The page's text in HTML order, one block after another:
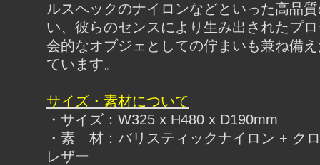
ルスペックのナイロンなどといった高品
い、彼らのセンスにより生み出されたプ
会的なオブジェとしての佇まいも兼ね備
ています。
サイズ・素材について
・サイズ：W325 x H480 x D190mm
・素 材：バリスティックナイロン + ク
レザー